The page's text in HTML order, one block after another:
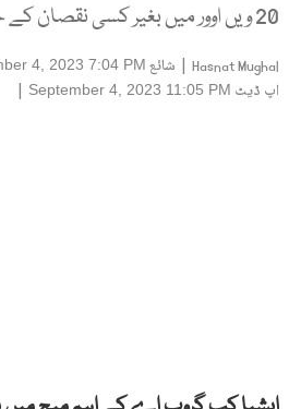
20 ویں اوور میں بغیر کسی نقصان کے حاصل کر لیا۔
Hasnat Mughal
| شائع 4, 2023 7:04 PM
اپ ڈیٹ September 4, 2023 11:05 PM
|